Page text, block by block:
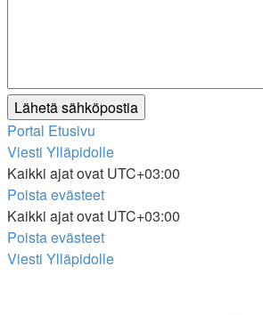
Portal Etusivu
Viesti Ylläpidolle
Kaikki ajat ovat UTC+03:00
Poista evästeet
Kaikki ajat ovat UTC+03:00
Poista evästeet
Viesti Ylläpidolle